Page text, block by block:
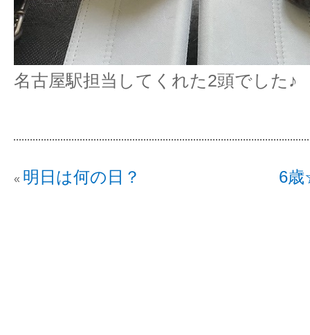
名古屋駅担当してくれた2頭でした♪
« 明日は何の日？ 6